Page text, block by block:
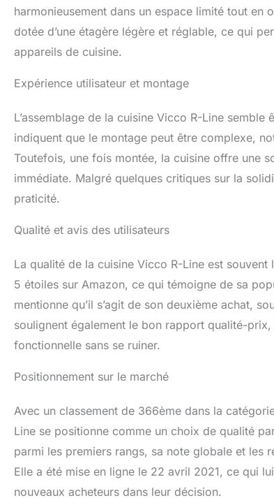
harmonieusement dans un espace limité tout
dotée d’une étagère légère et réglable, ce qui
appareils de cuisine.
Expérience utilisateur et montage
L’assemblage de la cuisine Vicco R-Line
indiquent que le montage peut être complexe,
Toutefois, une fois montée, la cuisine offre une
immédiate. Malgré quelques critiques sur la
praticité.
Qualité et avis des utilisateurs
La qualité de la cuisine Vicco R-Line est
5 étoiles sur Amazon, ce qui témoigne de sa
mentionne qu’il s’agit de son deuxième achat,
soulignent également le bon rapport qualité-
fonctionnelle sans se ruiner.
Positionnement sur le marché
Avec un classement de 366ème dans la
Line se positionne comme un choix de qualité
parmi les premiers rangs, sa note globale et les
Elle a été mise en ligne le 22 avril 2021, ce qui
nouveaux acheteurs dans leur décision.